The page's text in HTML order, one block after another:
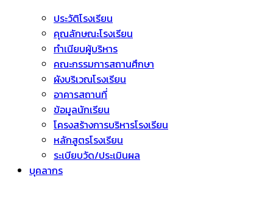
ประวัติโรงเรียน
คุณลักษณะโรงเรียน
ทำเนียบผู้บริหาร
คณะกรรมการสถานศึกษา
ผังบริเวณโรงเรียน
อาคารสถานที่
ข้อมูลนักเรียน
โครงสร้างการบริหารโรงเรียน
หลักสูตรโรงเรียน
ระเบียบวัด/ประเมินผล
บุคลากร